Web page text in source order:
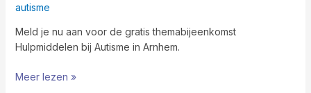
autisme
Meld je nu aan voor de gratis themabijeenkomst
Hulpmiddelen bij Autisme in Arnhem.
Meer lezen »